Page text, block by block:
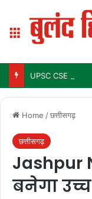
Menu
Home /छत्तीसगढ़
छत्तीसगढ़
Jashpur
बनेगा